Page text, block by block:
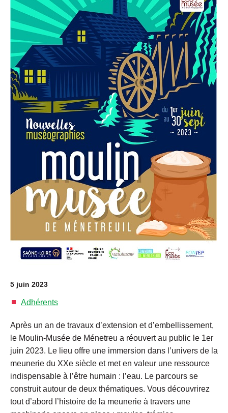
5 juin 2023
Adhérents
Après un an de travaux d’extension et d’embellissement,
le Moulin-Musée de Ménetreu a réouvert au public le 1er
juin 2023. Le lieu offre une immersion dans l’univers de la
meunerie du XXe siècle et met en valeur une ressource
indispensable à l’être humain : l’eau. Le parcours se
construit autour de deux thématiques. Vous découvrirez
tout d’abord l’histoire de la meunerie à travers une